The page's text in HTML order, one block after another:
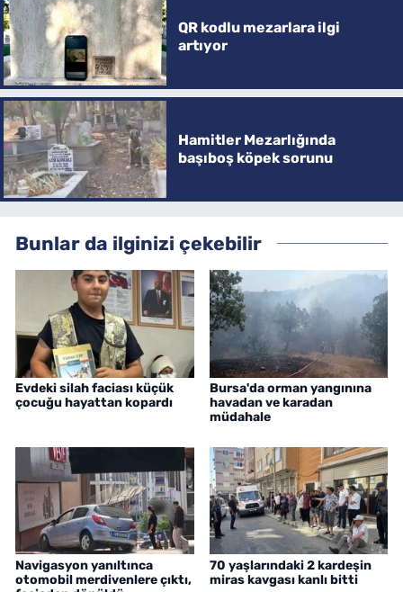
QR kodlu mezarlara ilgi
artıyor
Hamitler Mezarlığında
başıboş köpek sorunu
Bunlar da ilginizi çekebilir
Evdeki silah faciası küçük
çocuğu hayattan kopardı
Bursa'da orman yangınına
havadan ve karadan
müdahale
Navigasyon yanıltınca
otomobil merdivenlere çıktı,
70 yaşlarındaki 2 kardeşin
miras kavgası kanlı bitti